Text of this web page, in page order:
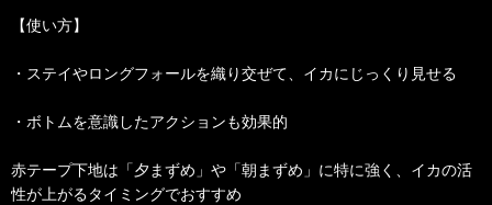
【使い方】
・ステイやロングフォールを織り交ぜて、イカにじっくり見せる
・ボトムを意識したアクションも効果的
赤テープ下地は「夕まずめ」や「朝まずめ」に特に強く、イカの活
性が上がるタイミングでおすすめ